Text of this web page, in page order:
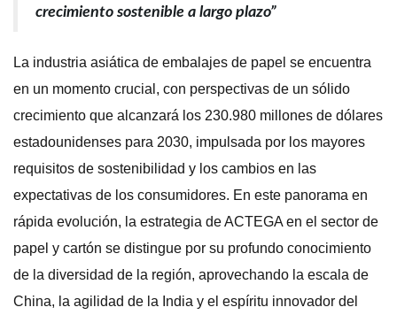
crecimiento sostenible a largo plazo”
La industria asiática de embalajes de papel se encuentra
en un momento crucial, con perspectivas de un sólido
crecimiento que alcanzará los 230.980 millones de dólares
estadounidenses para 2030, impulsada por los mayores
requisitos de sostenibilidad y los cambios en las
expectativas de los consumidores. En este panorama en
rápida evolución, la estrategia de ACTEGA en el sector de
papel y cartón se distingue por su profundo conocimiento
de la diversidad de la región, aprovechando la escala de
China, la agilidad de la India y el espíritu innovador del